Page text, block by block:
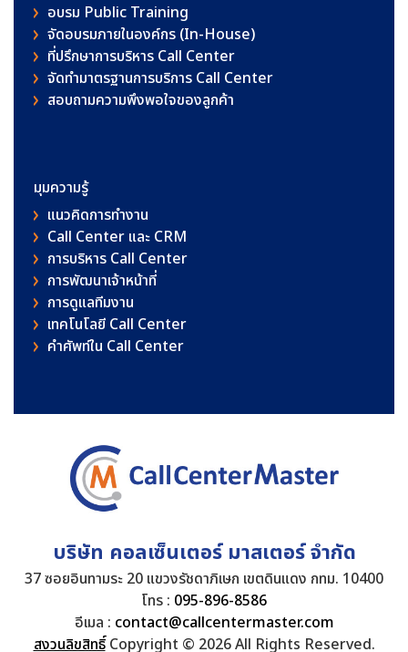
อบรม Public Training
จัดอบรมภายในองค์กร (In-House)
ที่ปรึกษาการบริหาร Call Center
จัดทำมาตรฐานการบริการ Call Center
สอบถามความพึงพอใจของลูกค้า
มุมความรู้
แนวคิดการทำงาน
Call Center และ CRM
การบริหาร Call Center
การพัฒนาเจ้าหน้าที่
การดูแลทีมงาน
เทคโนโลยี Call Center
คําศัพท์ใน Call Center
บริษัท คอลเซ็นเตอร์ มาสเตอร์ จำกัด
37 ซอยอินทามระ 20 แขวงรัชดาภิเษก เขตดินแดง กทม. 10400
โทร : 095-896-8586
อีเมล : contact@callcentermaster.com
สงวนลิขสิทธิ์Copyright © 2026 All Rights Reserved.